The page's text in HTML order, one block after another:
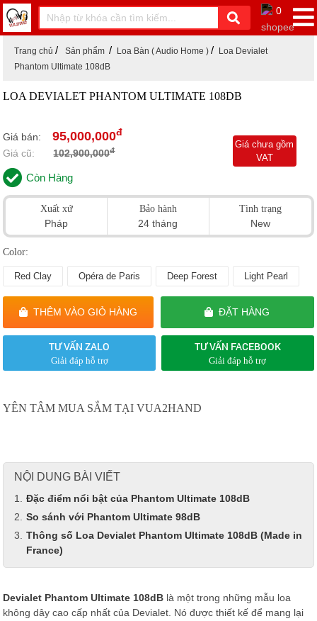
0
Trang chủ Sản phẩm Loa Bàn ( Audio Home )
Loa Devialet
Phantom Ultimate 108dB
LOA DEVIALET PHANTOM ULTIMATE 108DB
Giá chưa gồm
VAT
Giá bán: 95,000,000đ
Giá cũ: 102,900,000đ
Còn Hàng
Xuất xứ
Pháp
Bảo hành
24 tháng
Tình trạng
New
Color:
Red Clay Opéra de Paris Deep Forest Light Pearl
THÊM VÀO GIỎ HÀNG ĐẶT HÀNG
TƯ VẤN ZALO
Giải đáp hỗ trợ
TƯ VẤN FACEBOOK
Giải đáp hỗ trợ
YÊN TÂM MUA SẮM TẠI VUA2HAND
NỘI DUNG BÀI VIẾT
Đặc điểm nổi bật của Phantom Ultimate 108dB
So sánh với Phantom Ultimate 98dB
Thông số Loa Devialet Phantom Ultimate 108dB (Made in
France)
Devialet Phantom Ultimate 108dB là một trong những mẫu loa
không dây cao cấp nhất của Devialet. Nó được thiết kế để mang lại